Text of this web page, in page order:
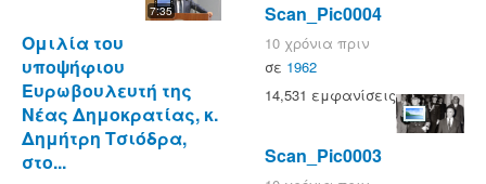
7:35
Ομιλία του
υποψήφιου
Ευρωβουλευτή της
Νέας Δημοκρατίας, κ.
Δημήτρη Τσιόδρα,
στο...
Scan_Pic0004
10 χρόνια πριν
σε 1962
14,531 εμφανίσεις
Scan_Pic0003